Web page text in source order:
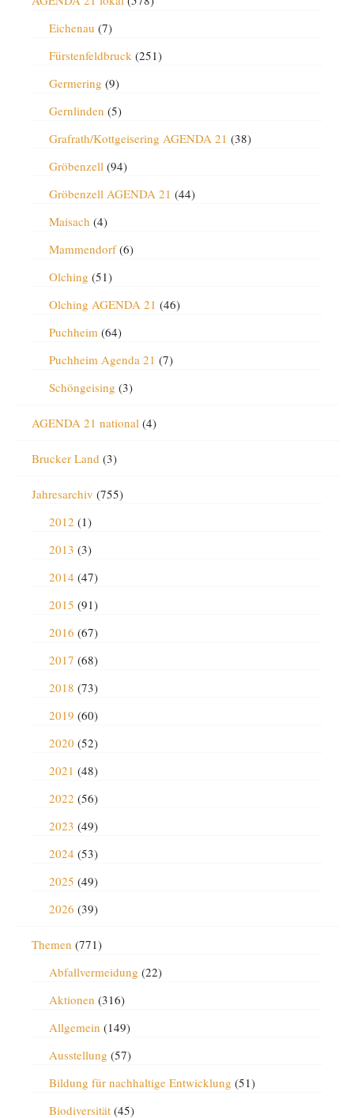
Eichenau (7)
Fürstenfeldbruck(251)
Germering (9)
Gernlinden (5)
Grafrath/Kottgeisering AGENDA 21 (38)
Gröbenzell(94)
Gröbenzell AGENDA 21 (44)
Maisach (4)
Mammendorf(6)
Olching (51)
Olching AGENDA 21 (46)
Puchheim(64)
Puchheim Agenda 21 (7)
Schöngeising (3)
AGENDA 21 national(4)
Brucker Land (3)
Jahresarchiv (755)
2012 (1)
2013 (3)
2014 (47)
2015 (91)
2016 (67)
2017 (68)
2018 (73)
2019 (60)
2020 (52)
2021 (48)
2022 (56)
2023 (49)
2024 (53)
2025 (49)
2026 (39)
Themen (771)
Abfallvermeidung (22)
Aktionen (316)
Allgemein (149)
Ausstellung (57)
Bildung für nachhaltige Entwicklung (51)
Biodiversität(45)